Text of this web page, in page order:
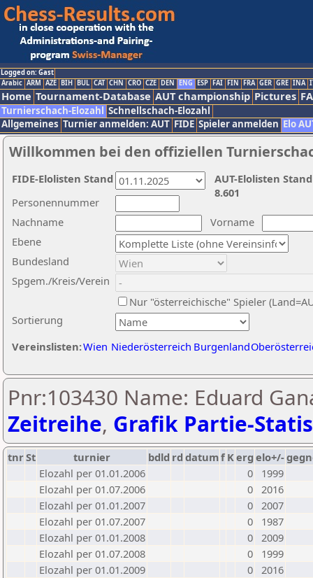
Logged on: Gast
Arabic ARM AZE BIH BUL CAT CHN CRO CZE DEN ENG ESP FAI FIN FRA GER GRE INA
Home Tournament-Database AUT championship Pictures
Turnierschach-Elozahl Schnellschach-Elozahl
Allgemeines Turnier anmelden: AUT FIDE Spieler anmelden Elo
Willkommen bei den offiziellen
Nachname
Vorname
Ebene
Sortierung
Personennummer
Bundesland
Spgem./Kreis/Verein
Nur "österreichische" Spieler
Vereinslisten:Wien Niederösterreich Burgenland
AUT-Elolisten
8.601
FIDE-Elolisten Stand
Pnr:103430 Name: Eduard
Zeitreihe, Grafik Partie-
tnrSt turnier bdld rd datumf Kerg elo+/-
Elozahl per 01.01.2006
0
1999
Elozahl per 01.07.2006
0 2016
Elozahl per 01.01.2007
0 2007
Elozahl per 01.07.2007
0
1987
Elozahl per 01.01.2008
0 2009
Elozahl per 01.07.2008
0
1999
Elozahl per 01.01.2009
0 2016